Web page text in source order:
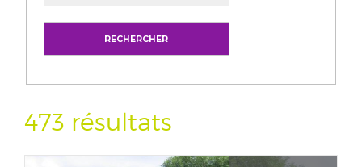
473 résultats